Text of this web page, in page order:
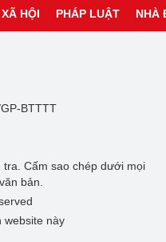
XÃ HỘI PHÁP LUẬT NHÀ
BTTTT
Cấm sao chép dưới mọi
bản.
website này